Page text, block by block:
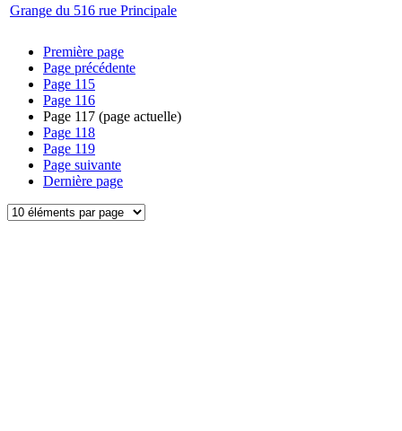
Grange du 516 rue Principale
Première page
Page précédente
Page 115
Page 116
Page 117 (page actuelle)
Page 118
Page 119
Page suivante
Dernière page